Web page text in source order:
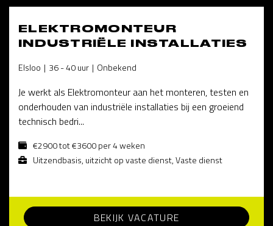
ELEKTROMONTEUR
INDUSTRIËLE INSTALLATIES
Elsloo 36 - 40 uur Onbekend
Je werkt als Elektromonteur aan het monteren, testen en
onderhouden van industriële installaties bij een groeiend
technisch bedri...
€2900 tot €3600 per 4 weken
Uitzendbasis, uitzicht op vaste dienst, Vaste dienst
BEKIJK VACATURE